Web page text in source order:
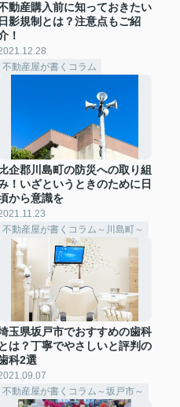
動産購入前に知っておきたい
日影規制とは？注意点もご紹
！
不動産屋が書くコラム
比企郡川島町の防災への取り組
！いざというときのために日
から意識を
不動産屋が書くコラム～川島町～
玉県坂戸市でおすすめの歯科
とは？丁寧でやさしいと評判の
科2選
不動産屋が書くコラム～坂戸市～